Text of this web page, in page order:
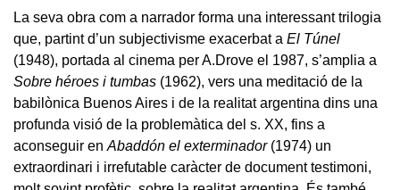
La seva obra com a narrador forma una interessant trilogia
que, partint d’un subjectivisme exacerbat a El Túnel
(1948), portada al cinema per A.Drove el 1987, s’amplia a
Sobre héroes i tumbas (1962), vers una meditació de la
babilònica Buenos Aires i de la realitat argentina dins una
profunda visió de la problemàtica del s. XX, fins a
aconseguir en Abaddón el exterminador(1974) un
extraordinari i irrefutable caràcter de document testimoni,